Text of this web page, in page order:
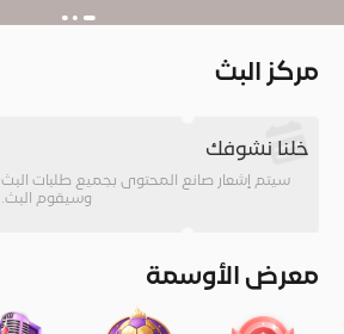
مركز البث
خلنا نشوفك
سيتم إشعار صانع المحتوى بجميع طلبات البث
وسيقوم البث.
معرض الأوسمة